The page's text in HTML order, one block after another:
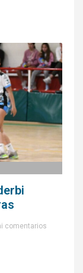
comentarios